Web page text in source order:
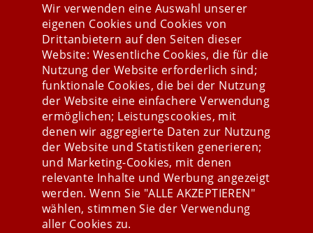
Stay connected
Wir verwenden eine Auswahl unserer
eigenen Cookies und Cookies von
Drittanbietern auf den Seiten dieser
Website: Wesentliche Cookies, die für die
Nutzung der Website erforderlich sind;
funktionale Cookies, die bei der Nutzung
der Website eine einfachere Verwendung
ermöglichen; Leistungscookies, mit
denen wir aggregierte Daten zur Nutzung
der Website und Statistiken generieren;
und Marketing-Cookies, mit denen
relevante Inhalte und Werbung angezeigt
werden. Wenn Sie "ALLE AKZEPTIEREN"
wählen, stimmen Sie der Verwendung
aller Cookies zu.